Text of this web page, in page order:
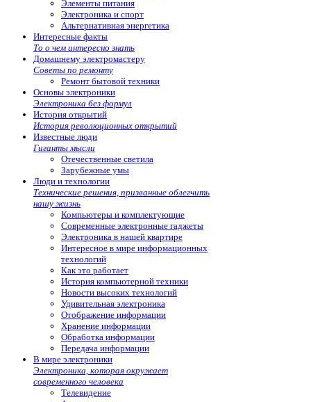
Элементы питания
Электроника и спорт
Альтернативная энергетика
Интересные факты
То о чем интересно знать
Домашнему электромастеру
Советы по ремонту
Ремонт бытовой техники
Основы электроники
Электроника без формул
История открытий
История революционных открытий
Известные люди
Гиганты мысли
Отечественные светила
Зарубежные умы
Люди и технологии
Технические решения, призванные облегчить
нашу жизнь
Компьютеры и комплектующие
Современные электронные гаджеты
Электроника в нашей квартире
Интересное в мире информационных
технологий
Как это работает
История компьютерной техники
Новости высоких технологий
Удивительная электроника
Отображение информации
Хранение информации
Обработка информации
Передача информации
В мире электроники
Электроника, которая окружает
современного человека
Телевидение